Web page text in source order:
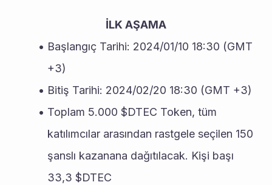
İLK AŞAMA
Başlangıç Tarihi: 2024/01/10 18:30 (GMT
+3)
Bitiş Tarihi: 2024/02/20 18:30 (GMT +3)
Toplam 5.000 $DTEC Token, tüm
katılımcılar arasından rastgele seçilen 150
şanslı kazanana dağıtılacak. Kişi başı
33,3 $DTEC